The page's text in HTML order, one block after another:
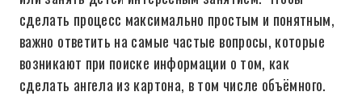
сделать процесс максимально простым и понятным,
важно ответить на самые частые вопросы, которые
возникают при поиске информации о том, как
сделать ангела из картона, в том числе объёмного.